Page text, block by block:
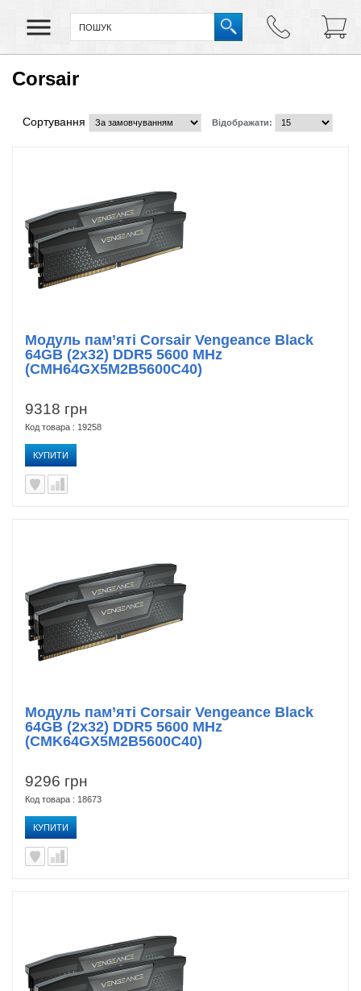
Corsair
Сортування Відображати:
9318 грн
Код товара : 19258
КУПИТИ
Модуль пам’яті Corsair Vengeance Black
64GB (2x32) DDR5 5600 MHz
(CMH64GX5M2B5600C40)
9296 грн
Код товара : 18673
КУПИТИ
Модуль пам’яті Corsair Vengeance Black
64GB (2x32) DDR5 5600 MHz
(CMK64GX5M2B5600C40)